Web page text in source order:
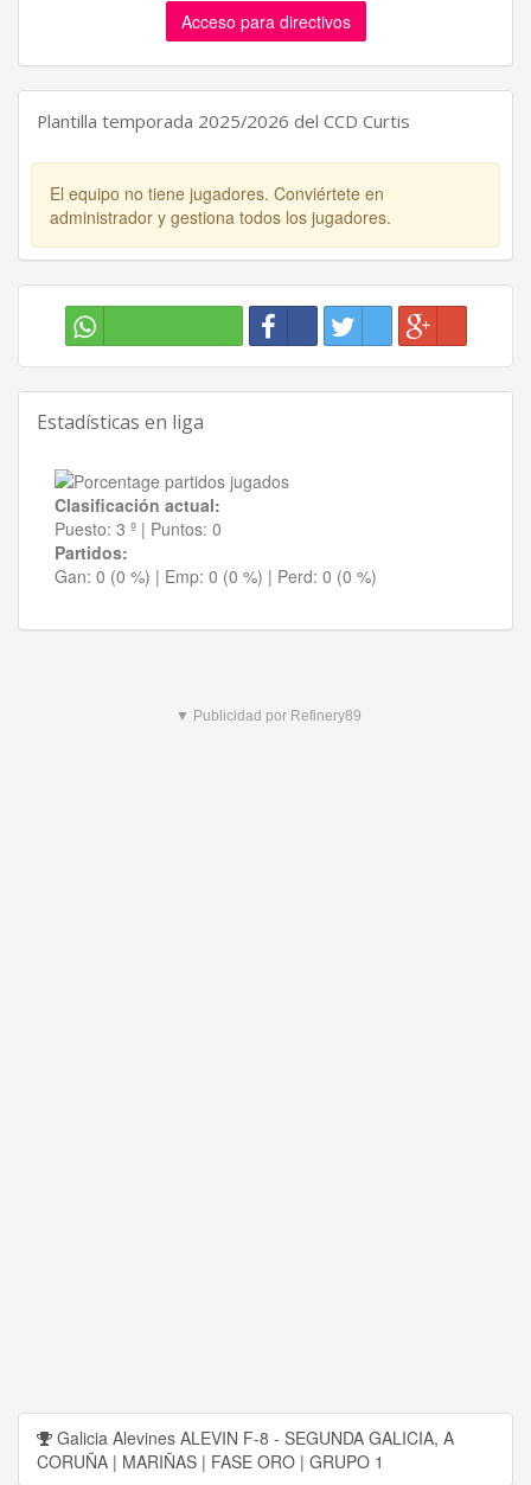
Acceso para directivos
Plantilla temporada 2025/2026 del CCD Curtis
El equipo no tiene jugadores. Conviértete en
administrador y gestiona todos los jugadores.
Estadísticas en liga
Clasificación actual:
Puesto: 3 º | Puntos: 0
Partidos:
Gan: 0 (0 %) | Emp: 0 (0 %) | Perd: 0 (0 %)
▼ Publicidad por Refinery89
Galicia Alevines ALEVIN F-8 - SEGUNDA GALICIA, A
CORUÑA | MARIÑAS | FASE ORO | GRUPO 1